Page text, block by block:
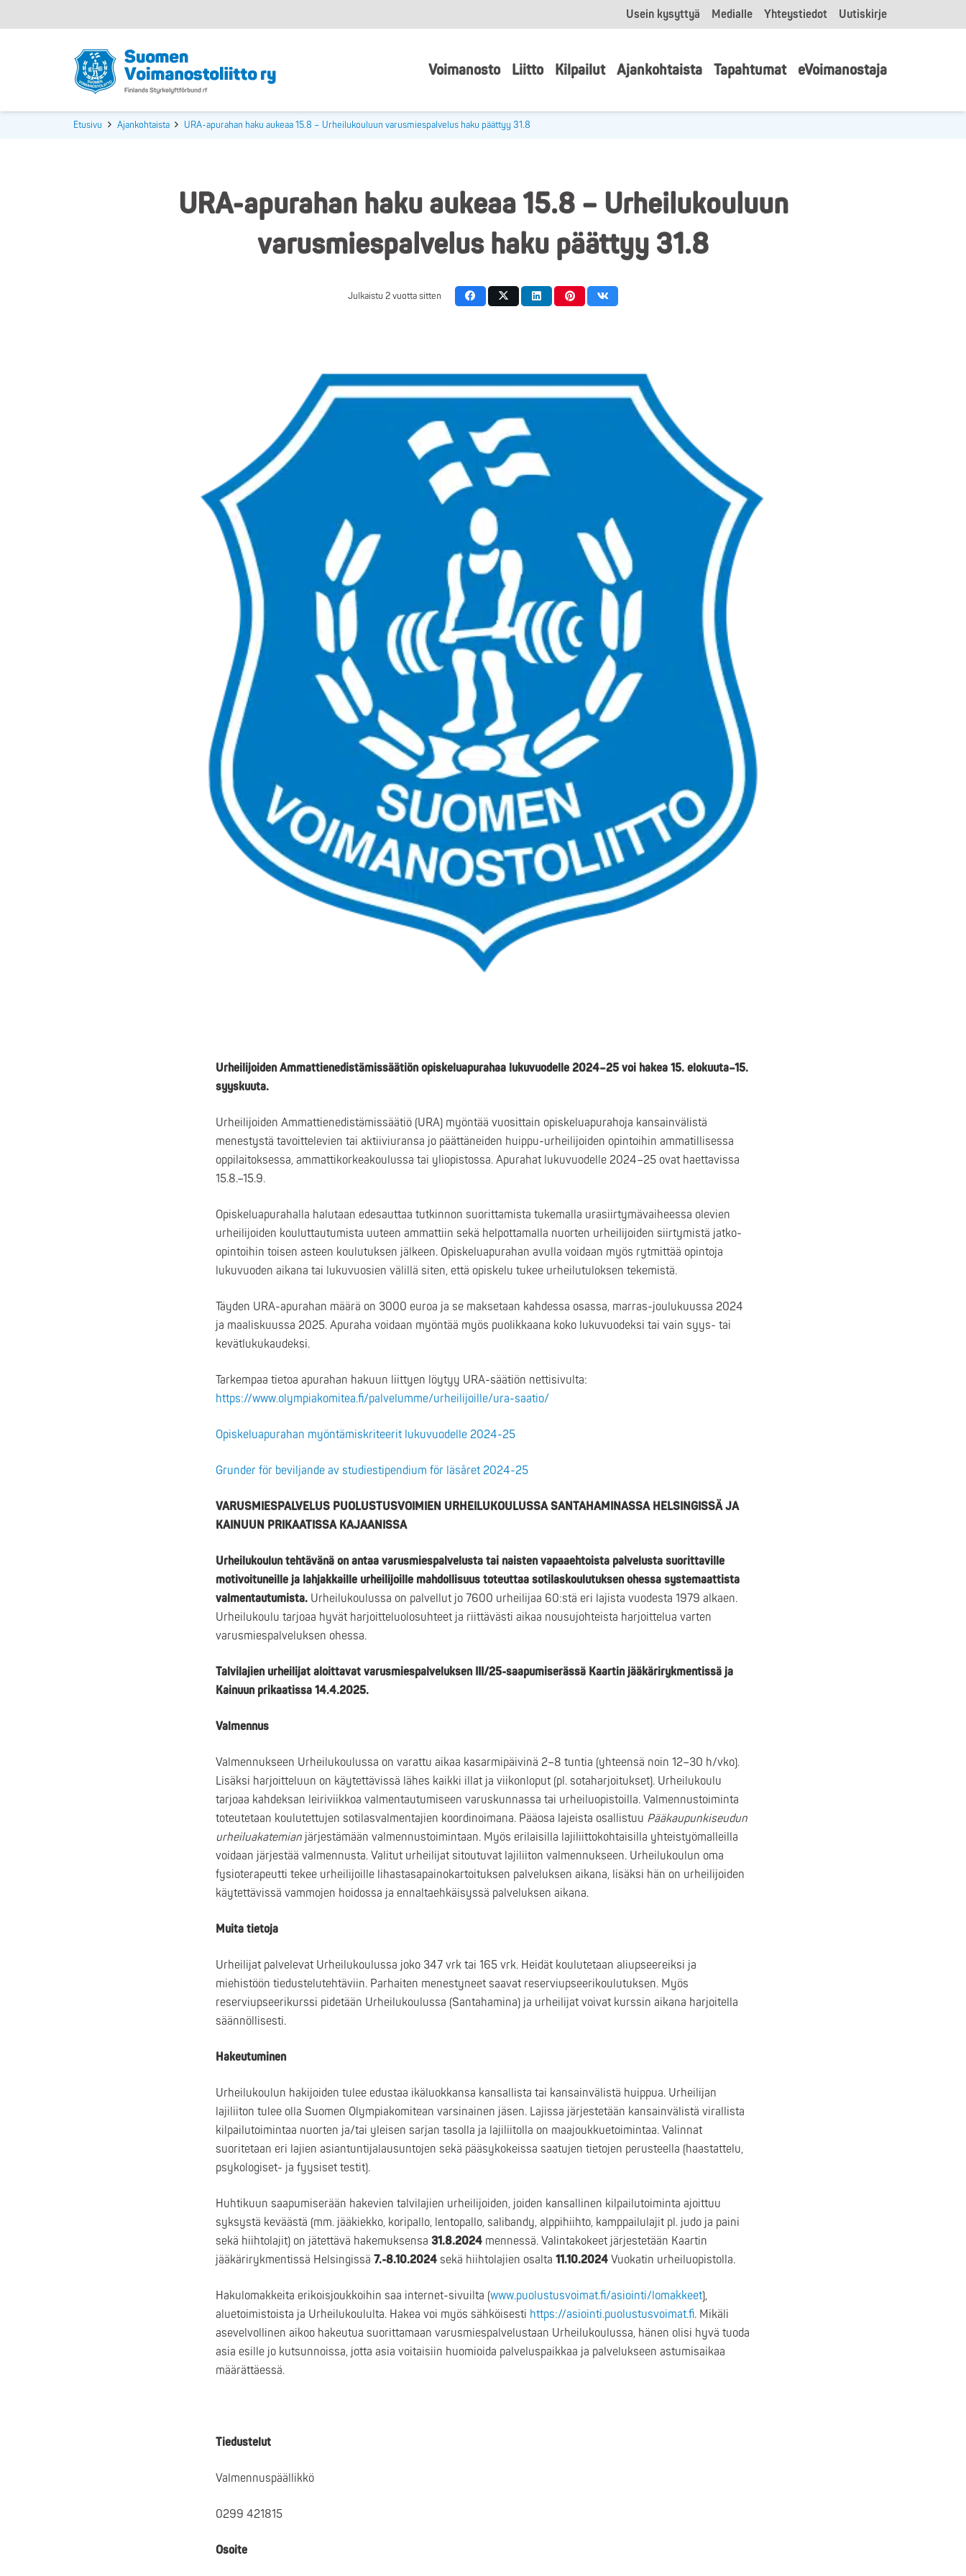
Usein kysyttyä Medialle Yhteystiedot Uutiskirje
Voimanosto Liitto Kilpailut Ajankohtaista Tapahtumat eVoimanostaja
Etusivu Ajankohtaista URA-apurahan haku aukeaa 15.8 – Urheilukouluun varusmiespalvelus haku päättyy 31.8
URA-apurahan haku aukeaa 15.8 – Urheilukouluun
varusmiespalvelus haku päättyy 31.8
Julkaistu 2 vuotta sitten
Urheilijoiden Ammattienedistämissäätiön opiskeluapurahaa lukuvuodelle 2024–25 voi hakea 15. elokuuta–15.
syyskuuta.
Urheilijoiden Ammattienedistämissäätiö (URA) myöntää vuosittain opiskeluapurahoja kansainvälistä
menestystä tavoittelevien tai aktiiviuransa jo päättäneiden huippu-urheilijoiden opintoihin ammatillisessa
oppilaitoksessa, ammattikorkeakoulussa tai yliopistossa. Apurahat lukuvuodelle 2024–25 ovat haettavissa
15.8.–15.9.
Opiskeluapurahalla halutaan edesauttaa tutkinnon suorittamista tukemalla urasiirtymävaiheessa olevien
urheilijoiden kouluttautumista uuteen ammattiin sekä helpottamalla nuorten urheilijoiden siirtymistä jatko-
opintoihin toisen asteen koulutuksen jälkeen. Opiskeluapurahan avulla voidaan myös rytmittää opintoja
lukuvuoden aikana tai lukuvuosien välillä siten, että opiskelu tukee urheilutuloksen tekemistä.
Täyden URA-apurahan määrä on 3000 euroa ja se maksetaan kahdessa osassa, marras-joulukuussa 2024
ja maaliskuussa 2025. Apuraha voidaan myöntää myös puolikkaana koko lukuvuodeksi tai vain syys- tai
kevätlukukaudeksi.
Tarkempaa tietoa apurahan hakuun liittyen löytyy URA-säätiön nettisivulta:
https://www.olympiakomitea.fi/palvelumme/urheilijoille/ura-saatio/
Opiskeluapurahan myöntämiskriteerit lukuvuodelle 2024-25
Grunder för beviljande av studiestipendium för läsåret 2024-25
VARUSMIESPALVELUS PUOLUSTUSVOIMIEN URHEILUKOULUSSA SANTAHAMINASSA HELSINGISSÄ JA
KAINUUN PRIKAATISSA KAJAANISSA
Urheilukoulun tehtävänä on antaa varusmiespalvelusta tai naisten vapaaehtoista palvelusta suorittaville
motivoituneille ja lahjakkaille urheilijoille mahdollisuus toteuttaa sotilaskoulutuksen ohessa systemaattista
valmentautumista.Urheilukoulussa on palvellut jo 7600 urheilijaa 60:stä eri lajista vuodesta 1979 alkaen.
Urheilukoulu tarjoaa hyvät harjoitteluolosuhteet ja riittävästi aikaa nousujohteista harjoittelua varten
varusmiespalveluksen ohessa.
Talvilajien urheilijat aloittavat varusmiespalveluksen III/25-saapumiserässä Kaartin jääkärirykmentissä ja
Kainuun prikaatissa 14.4.2025.
Valmennus
Valmennukseen Urheilukoulussa on varattu aikaa kasarmipäivinä 2–8 tuntia (yhteensä noin 12–30 h/vko).
Lisäksi harjoitteluun on käytettävissä lähes kaikki illat ja viikonloput (pl. sotaharjoitukset). Urheilukoulu
tarjoaa kahdeksan leiriviikkoa valmentautumiseen varuskunnassa tai urheiluopistoilla. Valmennustoiminta
toteutetaan koulutettujen sotilasvalmentajien koordinoimana. Pääosa lajeista osallistuu Pääkaupunkiseudun
urheiluakatemianjärjestämään valmennustoimintaan. Myös erilaisilla lajiliittokohtaisilla yhteistyömalleilla
voidaan järjestää valmennusta. Valitut urheilijat sitoutuvat lajiliiton valmennukseen. Urheilukoulun oma
fysioterapeutti tekee urheilijoille lihastasapainokartoituksen palveluksen aikana, lisäksi hän on urheilijoiden
käytettävissä vammojen hoidossa ja ennaltaehkäisyssä palveluksen aikana.
Muita tietoja
Urheilijat palvelevat Urheilukoulussa joko 347 vrk tai 165 vrk. Heidät koulutetaan aliupseereiksi ja
miehistöön tiedustelutehtäviin. Parhaiten menestyneet saavat reserviupseerikoulutuksen. Myös
reserviupseerikurssi pidetään Urheilukoulussa (Santahamina) ja urheilijat voivat kurssin aikana harjoitella
säännöllisesti.
Hakeutuminen
Urheilukoulun hakijoiden tulee edustaa ikäluokkansa kansallista tai kansainvälistä huippua. Urheilijan
lajiliiton tulee olla Suomen Olympiakomitean varsinainen jäsen. Lajissa järjestetään kansainvälistä virallista
kilpailutoimintaa nuorten ja/tai yleisen sarjan tasolla ja lajiliitolla on maajoukkuetoimintaa. Valinnat
suoritetaan eri lajien asiantuntijalausuntojen sekä pääsykokeissa saatujen tietojen perusteella (haastattelu,
psykologiset- ja fyysiset testit).
Huhtikuun saapumiserään hakevien talvilajien urheilijoiden, joiden kansallinen kilpailutoiminta ajoittuu
syksystä keväästä (mm. jääkiekko, koripallo, lentopallo, salibandy, alppihiihto, kamppailulajit pl. judo ja paini
sekä hiihtolajit) on jätettävä hakemuksensa 31.8.2024mennessä. Valintakokeet järjestetään Kaartin
jääkärirykmentissä Helsingissä 7.-8.10.2024 sekä hiihtolajien osalta 11.10.2024Vuokatin urheiluopistolla.
Hakulomakkeita erikoisjoukkoihin saa internet-sivuilta (www.puolustusvoimat.fi/asiointi/lomakkeet),
aluetoimistoista ja Urheilukoululta. Hakea voi myös sähköisesti https://asiointi.puolustusvoimat.fi. Mikäli
asevelvollinen aikoo hakeutua suorittamaan varusmiespalvelustaan Urheilukoulussa, hänen olisi hyvä tuoda
asia esille jo kutsunnoissa, jotta asia voitaisiin huomioida palveluspaikkaa ja palvelukseen astumisaikaa
määrättäessä.
Tiedustelut
Valmennuspäällikkö
0299 421815
Osoite